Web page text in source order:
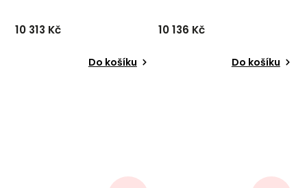
10 313 Kč
Do košíku
10 136 Kč
Do košíku